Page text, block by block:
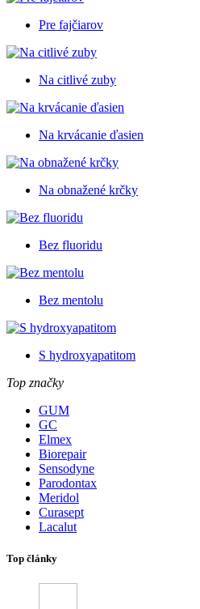
Pre fajčiarov
Na citlivé zuby
Na krvácanie ďasien
Na obnažené krčky
Bez fluoridu
Bez mentolu
S hydroxyapatitom
Top značky
GUM
GC
Elmex
Biorepair
Sensodyne
Parodontax
Meridol
Curasept
Lacalut
Top články